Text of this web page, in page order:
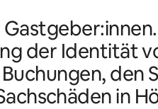
der Identität
den
in